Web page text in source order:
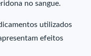
no sangue.
utilizados
efeitos